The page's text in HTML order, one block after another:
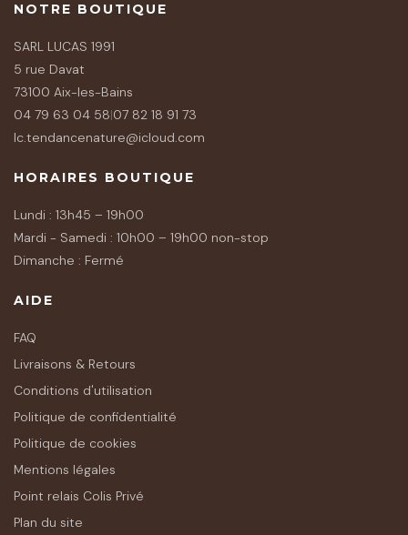
NOTRE BOUTIQUE
SARL LUCAS 1991
5 rue Davat
73100 Aix-les-Bains
04 79 63 04 58|07 82 18 91 73
lc.tendancenature@icloud.com
HORAIRES BOUTIQUE
Lundi : 13h45 – 19h00
Mardi - Samedi : 10h00 – 19h00 non-stop
Dimanche : Fermé
AIDE
FAQ
Livraisons & Retours
Conditions d'utilisation
Politique de confidentialité
Politique de cookies
Mentions légales
Point relais Colis Privé
Plan du site